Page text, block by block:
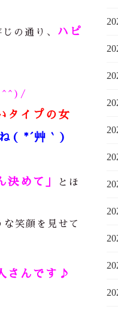
の通り、
ハピ
タイプの女
( *´艸｀)
決めて」 とほ
な笑顔を見せて
さんです♪